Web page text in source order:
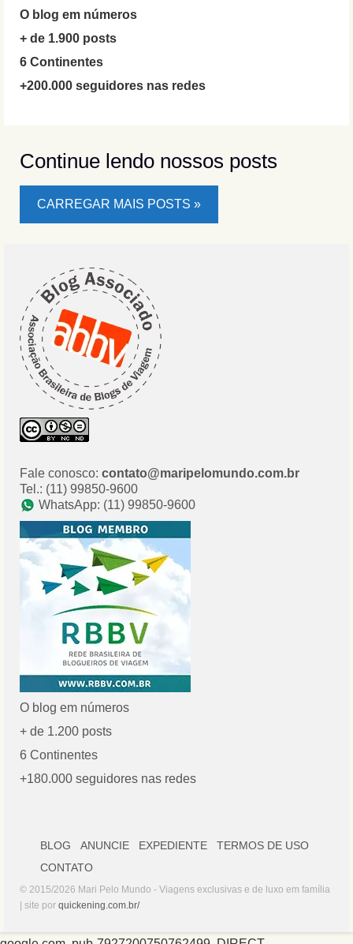
O blog em números
+ de 1.900 posts
6 Continentes
+200.000 seguidores nas redes
Continue lendo nossos posts
CARREGAR MAIS POSTS »
Fale conosco: contato@maripelomundo.com.br
Tel.: (11) 99850-9600
WhatsApp: (11) 99850-9600
O blog em números
+ de 1.200 posts
6 Continentes
+180.000 seguidores nas redes
BLOG ANUNCIE EXPEDIENTE
TERMOS DE USO
CONTATO
© 2015/2026 Mari Pelo Mundo - Viagens exclusivas e de luxo em família
| site por quickening.com.br/